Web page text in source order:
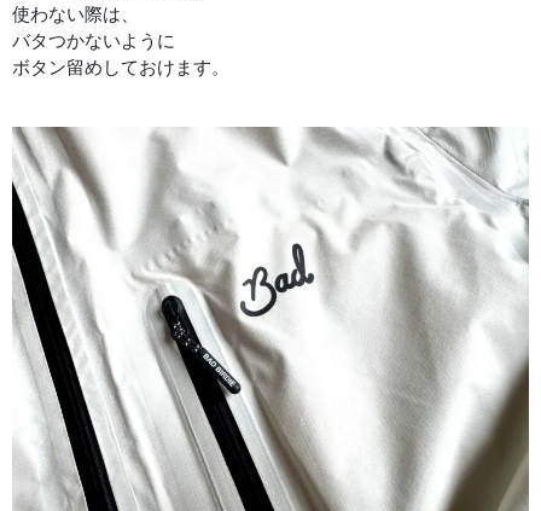
使わない際は、
バタつかないように
ボタン留めしておけます。